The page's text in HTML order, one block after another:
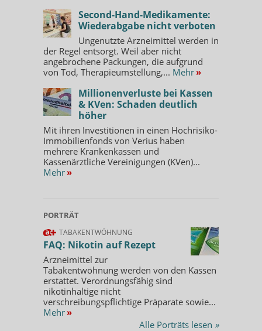
Second-Hand-Medikamente:
Wiederabgabe nicht verboten
Ungenutzte Arzneimittel werden in
der Regel entsorgt. Weil aber nicht
angebrochene Packungen, die aufgrund
von Tod, Therapieumstellung,... Mehr »
Millionenverluste bei Kassen
& KVen: Schaden deutlich
höher
Mit ihren Investitionen in einen Hochrisiko-
Immobilienfonds von Verius haben
mehrere Krankenkassen und
Kassenärztliche Vereinigungen (KVen)...
Mehr »
PORTRÄT
TABAKENTWÖHNUNG
FAQ: Nikotin auf Rezept
Arzneimittel zur
Tabakentwöhnung werden von den Kassen
erstattet. Verordnungsfähig sind
nikotinhaltige nicht
verschreibungspflichtige Präparate sowie...
Mehr »
Alle Porträts lesen »